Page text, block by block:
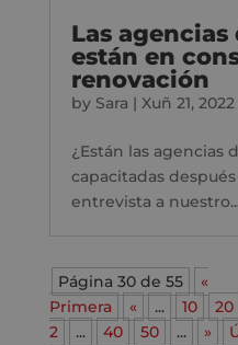
Las
están en
renovación
by Sara | Xuñ 21, 2022
¿Están las agencias
capacitadas
entrevista a
Página 30 de 55
«
Primera
« ... 10 20
2
... 40 50 ... »